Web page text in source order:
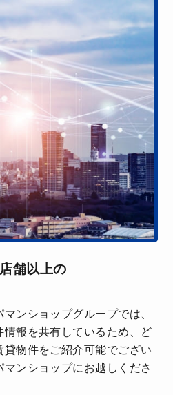
茨木駅前店
越しでお世話になりまし
ん親切丁寧、ユーモアもあ
ました✨
茨木駅前店
話になった茨木市の不動産
ふらっと立ち寄ったんです
子に話がすすみました。こ
い上げてくれるので、合わ
済みました。
茨木駅前店
舗以上の
ンショップグループでは、
報を共有しているため、ど
物件をご紹介可能でござい
ンショップにお越しくださ